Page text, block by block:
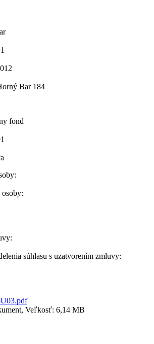
Bar 184
fond
súhlasu s uzatvorením zmluvy:
Veľkosť: 6,14 MB